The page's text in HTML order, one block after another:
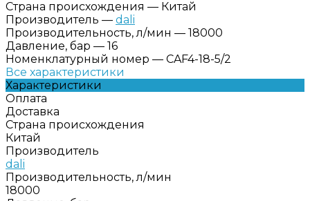
Страна происхождения — Китай
Производитель — dali
Производительность, л/мин — 18000
Давление, бар — 16
Номенклатурный номер — CAF4-18-5/2
Все характеристики
Характеристики
Оплата
Доставка
Страна происхождения
Китай
Производитель
dali
Производительность, л/мин
18000